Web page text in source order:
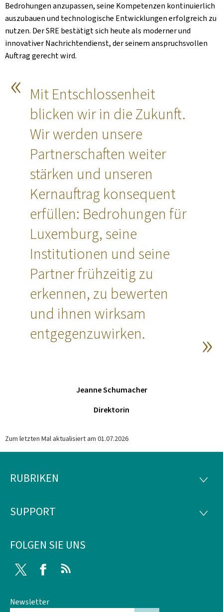
Bedrohungen anzupassen, seine Kompetenzen kontinuierlich
auszubauen und technologische Entwicklungen erfolgreich zu
nutzen. Der SRE bestätigt sich heute als moderner und
innovativer Nachrichtendienst, der seinem anspruchsvollen
Auftrag gerecht wird.
Mit Entschlossenheit
blicken wir in die Zukunft.
Wir werden unsere
Partnerschaften weiter
stärken und unseren
Kernauftrag konsequent
erfüllen: Bedrohungen für
Luxemburg, seine
Institutionen und seine
Partner frühzeitig zu
erkennen, zu bewerten
und ihnen wirksam
entgegenzuwirken.
Jeanne Schumacher
Direktorin
Zum letzten Mal aktualisiert am 01.07.2026
Footer
RUBRIKEN
SUPPORT
FOLGEN SIE UNS
Twitter Facebook
Newsletter